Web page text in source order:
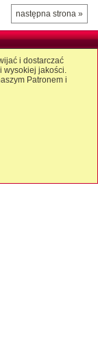
następna strona »
i dostarczać
wysokiej jakości.
Patronem i